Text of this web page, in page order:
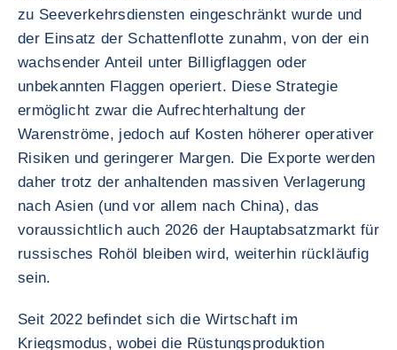
zu Seeverkehrsdiensten eingeschränkt wurde und
der Einsatz der Schattenflotte zunahm, von der ein
wachsender Anteil unter Billigflaggen oder
unbekannten Flaggen operiert. Diese Strategie
ermöglicht zwar die Aufrechterhaltung der
Warenströme, jedoch auf Kosten höherer operativer
Risiken und geringerer Margen. Die Exporte werden
daher trotz der anhaltenden massiven Verlagerung
nach Asien (und vor allem nach China), das
voraussichtlich auch 2026 der Hauptabsatzmarkt für
russisches Rohöl bleiben wird, weiterhin rückläufig
sein.
Seit 2022 befindet sich die Wirtschaft im
Kriegsmodus, wobei die Rüstungsproduktion